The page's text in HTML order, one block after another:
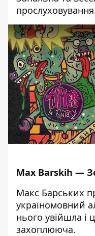
Max Barskih —
Макс Барських
україномовний
нього увійшла і
захоплююча.